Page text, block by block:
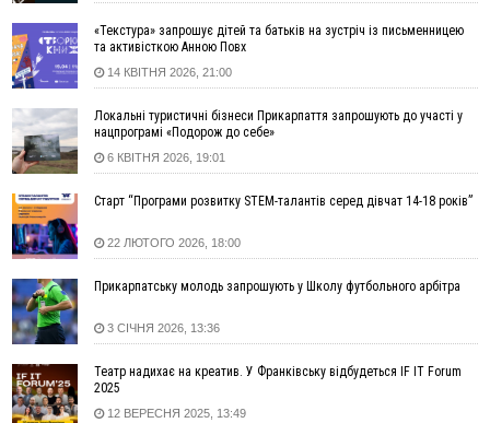
10:45
У Франківську, Коломиї, Долині та Яремче 6 серпня
зафіксували рекордну спеку
10:02
Змушував надсилати інтимні фото: на Прикарпатті
затримали підозрюваного у розбещенні малолітньої
09:22
АМКУ розпочав справу проти Гвіздецької селищної ради
через різні ставки земельного податку
до кінця п'ятниці
08:45
Нафтогазову площу на межі Прикарпаття та Львівщини
повторно виставили на аукціон за 830 млн
06 Серпня
18:46 ФОТО У Польщі невідомі скоїли наругу над могилою УПА
берегової охорони фсб у Керчі
17:17
ВІДЕО
«Текстура» запрошує дітей та батьків на зустріч із письменницею
та активісткою Анною Повх
14 КВІТНЯ 2026, 21:00
Локальні туристичні бізнеси Прикарпаття запрошують до участі у
нацпрограмі «Подорож до себе»
6 КВІТНЯ 2026, 19:01
Старт “Програми розвитку STEM-талантів серед дівчат 14-18 років”
22 ЛЮТОГО 2026, 18:00
Прикарпатську молодь запрошують у Школу футбольного арбітра
3 СІЧНЯ 2026, 13:36
Театр надихає на креатив. У Франківську відбудеться IF IT Forum
2025
12 ВЕРЕСНЯ 2025, 13:49